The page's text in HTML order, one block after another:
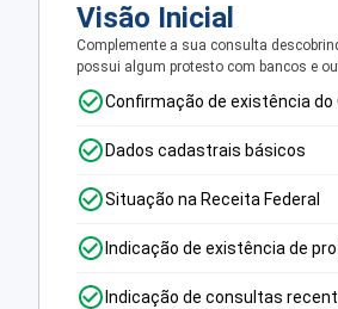
Visão Inicial
Complemente a sua consulta
possui algum protesto com bancos e
Confirmação de existência do
Dados cadastrais básicos
Situação na Receita Federal
Indicação de existência de
Indicação de consultas